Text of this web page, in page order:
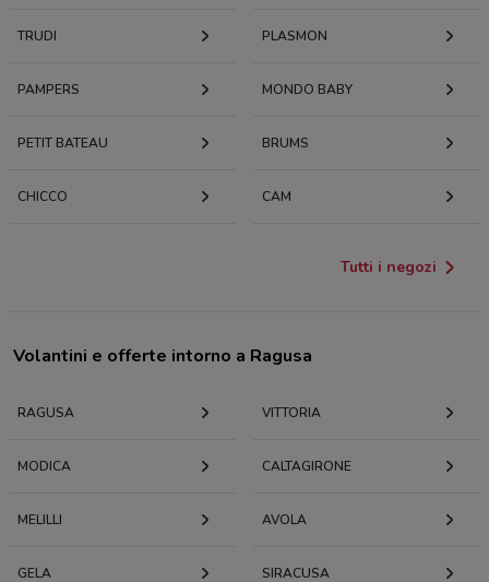
TRUDI PLASMON
PAMPERS MONDO BABY
PETIT BATEAU BRUMS
CHICCO CAM
Tutti i negozi
Volantini e offerte intorno a Ragusa
RAGUSA VITTORIA
MODICA CALTAGIRONE
MELILLI AVOLA
GELA SIRACUSA